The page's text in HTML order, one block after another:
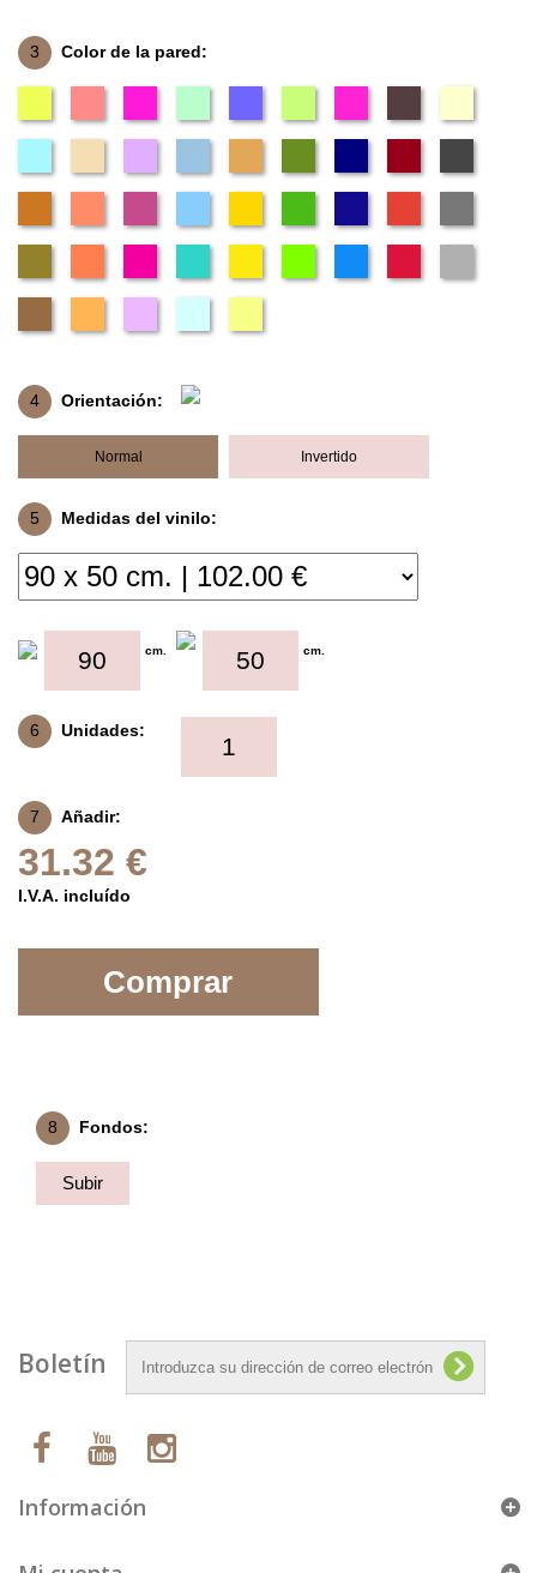
3 Color de la pared:
4 Orientación:
Normal Invertido
5 Medidas del vinilo:
cm. cm.
6 Unidades:
7 Añadir:
31.32 €
I.V.A. incluído
Comprar
8 Fondos:
Subir
Boletín
Información